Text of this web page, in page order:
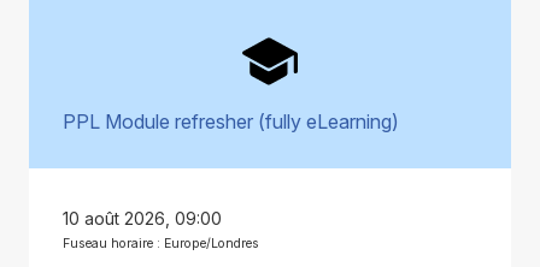
PPL Module refresher (fully eLearning)
10 août 2026, 09:00
Fuseau horaire : Europe/Londres